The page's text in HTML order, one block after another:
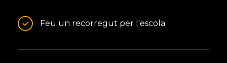
Feu un recorregut per l'escola